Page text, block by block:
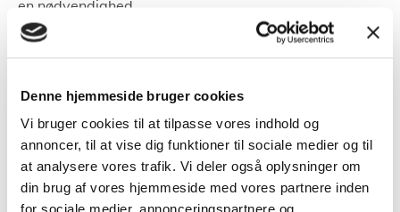
Denne hjemmeside bruger cookies
Vi bruger cookies til at tilpasse vores indhold og
annoncer, til at vise dig funktioner til sociale medier og til
at analysere vores trafik. Vi deler også oplysninger om
din brug af vores hjemmeside med vores partnere inden
for sociale medier, annonceringspartnere og
en nødvendighed.
Når man har adgang til en højhastighedsforbindelse,
åbner det døre til uafbrudt streaming, hurtig
datatransmission og problemfri online samarbejde.
Dette forøger livskvaliteten for den enkelte bruger og